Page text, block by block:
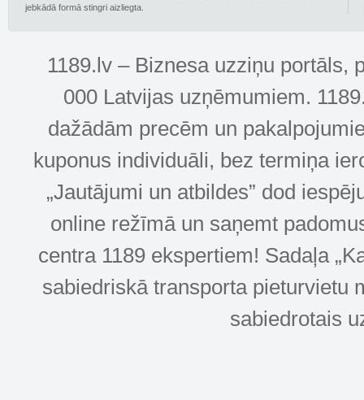
jebkādā formā stingri aizliegta.
1189.lv – Biznesa uzziņu portāls,
000 Latvijas uzņēmumiem.
dažādām precēm un
kuponus individuāli, bez termiņa
„Jautājumi un atbildes” dod
online režīmā un saņemt
centra 1189 ekspertiem! Sadaļa
sabiedriskā transporta pieturvietu
sabiedrotais